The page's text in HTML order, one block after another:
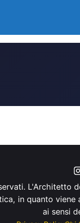
L'Architetto
in quanto
ai sensi